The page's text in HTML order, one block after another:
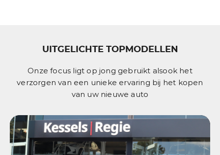
UITGELICHTE TOPMODELLEN
Onze focus ligt op jong gebruikt alsook het
verzorgen van een unieke ervaring bij het kopen
van uw nieuwe auto